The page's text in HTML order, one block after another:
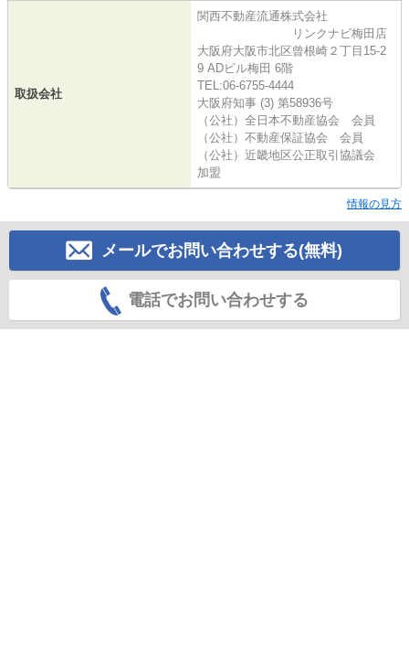
取扱会社
関西不動産流通株式会社
リンクナビ梅田店
大阪府大阪市北区曾根崎２丁目15-2
9 ADビル梅田 6階
TEL:06-6755-4444
大阪府知事 (3) 第58936号
（公社）全日本不動産協会 会員
（公社）不動産保証協会 会員
（公社）近畿地区公正取引協議会
加盟
情報の見方
メールでお問い合わせする(無料)
電話でお問い合わせする